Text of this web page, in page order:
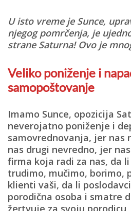
U isto vreme je Sunce,
njegog pomrčenja, je
strane Saturna! Ovo je
Veliko poniženje i
samopoštovanje
Imamo Sunce, opozicija
neverojatno poniženje i
samovrednovanja, jer nas
nas drugi nevredno, jer
firma koja radi za nas, da
trudimo, mučimo, borimo,
klienti vaši, da li
porodična osoba i smatre
žertvuje za svoju